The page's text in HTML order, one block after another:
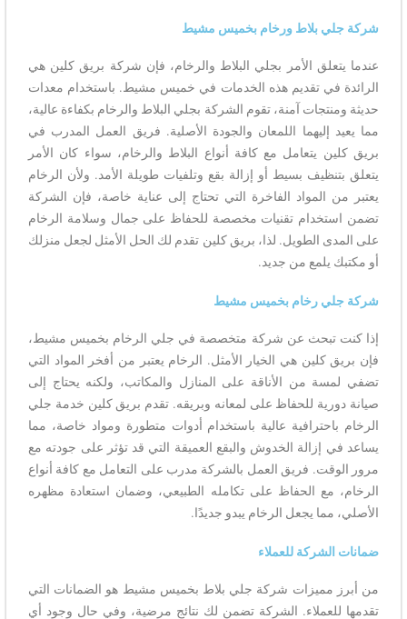
شركة جلي بلاط ورخام بخميس مشيط
عندما يتعلق الأمر بجلي البلاط والرخام، فإن شركة بريق كلين هي
الرائدة في تقديم هذه الخدمات في خميس مشيط. باستخدام معدات
حديثة ومنتجات آمنة، تقوم الشركة بجلي البلاط والرخام بكفاءة عالية،
مما يعيد إليهما اللمعان والجودة الأصلية. فريق العمل المدرب في
بريق كلين يتعامل مع كافة أنواع البلاط والرخام، سواء كان الأمر
يتعلق بتنظيف بسيط أو إزالة بقع وتلفيات طويلة الأمد. ولأن الرخام
يعتبر من المواد الفاخرة التي تحتاج إلى عناية خاصة، فإن الشركة
تضمن استخدام تقنيات مخصصة للحفاظ على جمال وسلامة الرخام
على المدى الطويل. لذا، بريق كلين تقدم لك الحل الأمثل لجعل منزلك
أو مكتبك يلمع من جديد.
شركة جلي رخام بخميس مشيط
إذا كنت تبحث عن شركة متخصصة في جلي الرخام بخميس مشيط،
فإن بريق كلين هي الخيار الأمثل. الرخام يعتبر من أفخر المواد التي
تضفي لمسة من الأناقة على المنازل والمكاتب، ولكنه يحتاج إلى
صيانة دورية للحفاظ على لمعانه وبريقه. تقدم بريق كلين خدمة جلي
الرخام باحترافية عالية باستخدام أدوات متطورة ومواد خاصة، مما
يساعد في إزالة الخدوش والبقع العميقة التي قد تؤثر على جودته مع
مرور الوقت. فريق العمل بالشركة مدرب على التعامل مع كافة أنواع
الرخام، مع الحفاظ على تكامله الطبيعي، وضمان استعادة مظهره
الأصلي، مما يجعل الرخام يبدو جديدًا.
ضمانات الشركة للعملاء
من أبرز مميزات شركة جلي بلاط بخميس مشيط هو الضمانات التي
تقدمها للعملاء. الشركة تضمن لك نتائج مرضية، وفي حال وجود أي